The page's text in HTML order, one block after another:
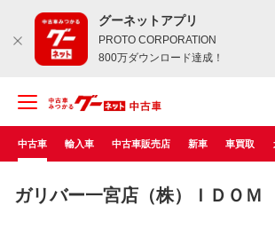
グーネットアプリ
PROTO CORPORATION
800万ダウンロード達成！
中古車 輸入車 中古車販売店 新車 車買取
ガリバー一宮店（株）ＩＤＯＭ